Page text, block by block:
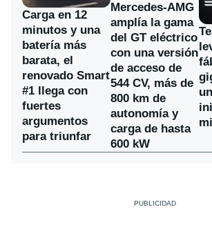
Carga en 12
minutos y una
batería más
barata, el
renovado Smart
#1 llega con
fuertes
argumentos
para triunfar
Mercedes-AMG
amplía la gama
del GT eléctrico
con una versión
de acceso de
544 CV, más de
800 km de
autonomía y
carga de hasta
600 kW